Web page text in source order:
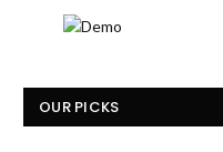
OUR PICKS